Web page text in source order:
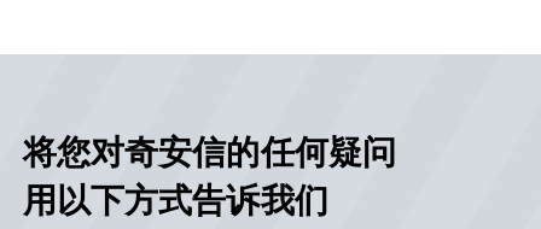
将您对奇安信的任何疑问
用以下方式告诉我们